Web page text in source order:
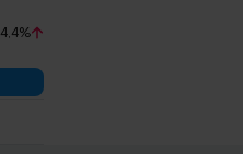
4,4%